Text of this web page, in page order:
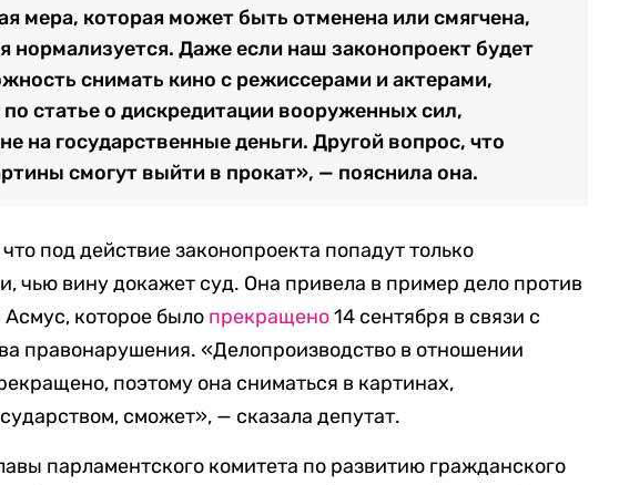
мера, которая может быть отменена или смягчена,
нормализуется. Даже если наш законопроект будет
снимать кино с режиссерами и актерами,
статье о дискредитации вооруженных сил,
на государственные деньги. Другой вопрос, что
смогут выйти в прокат», — пояснила она.
под действие законопроекта попадут только
чью вину докажет суд. Она привела в пример дело против
которое было прекращено14 сентября в связи с
правонарушения. «Делопроизводство в отношении
поэтому она сниматься в картинах,
сможет», — сказала депутат.
парламентского комитета по развитию гражданского